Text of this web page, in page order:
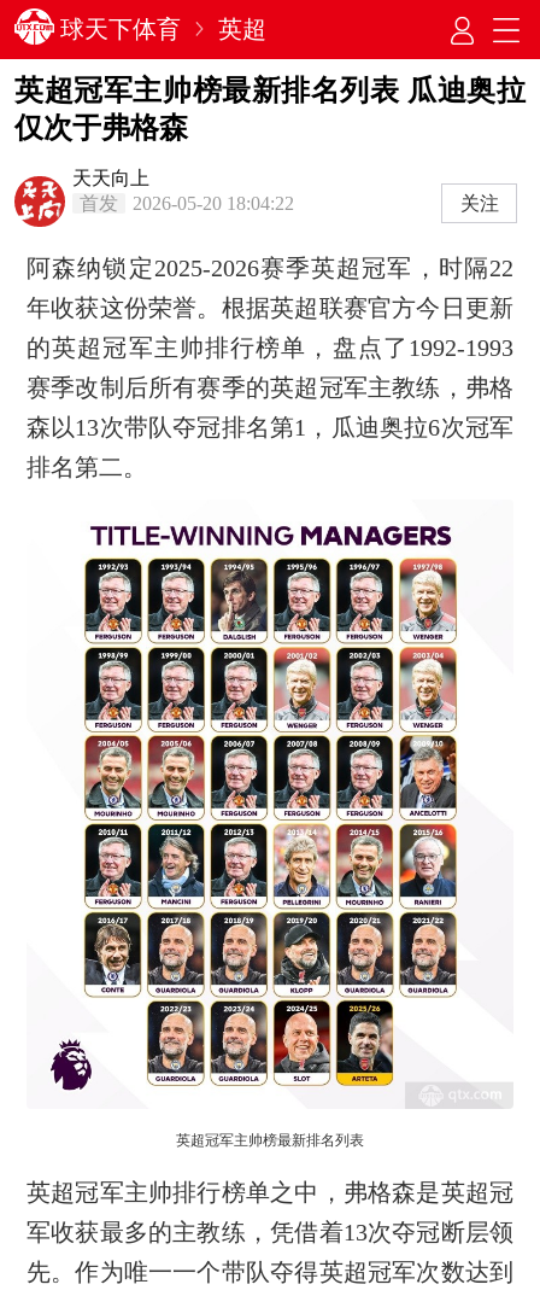
球天下体育 英超
英超冠军主帅榜最新排名列表 瓜迪奥拉
仅次于弗格森
天天向上
首发
2026-05-20 18:04:22 关注
阿森纳锁定2025-2026赛季英超冠军，时隔22
年收获这份荣誉。根据英超联赛官方今日更新
的英超冠军主帅排行榜单，盘点了1992-1993
赛季改制后所有赛季的英超冠军主教练，弗格
森以13次带队夺冠排名第1，瓜迪奥拉6次冠军
排名第二。
英超冠军主帅榜最新排名列表
英超冠军主帅排行榜单之中，弗格森是英超冠
军收获最多的主教练，凭借着13次夺冠断层领
先。作为唯一一个带队夺得英超冠军次数达到